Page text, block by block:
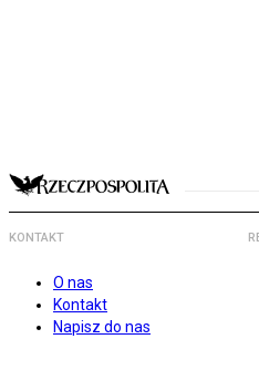
KONTAKT
O nas
Kontakt
Napisz do nas